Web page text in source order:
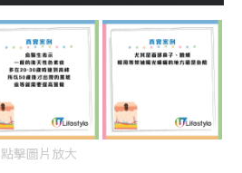
點擊圖片放大